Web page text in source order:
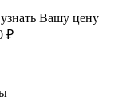
Вашу цену
₽